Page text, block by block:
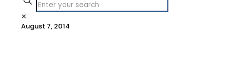
✕
August 7, 2014